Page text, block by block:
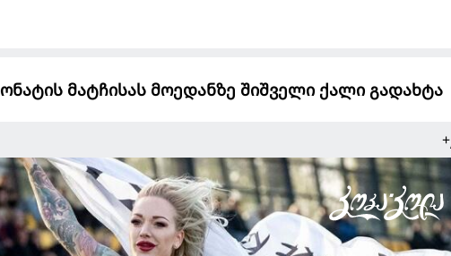
მატჩისას მოედანზე შიშველი ქალი გადახტა
+